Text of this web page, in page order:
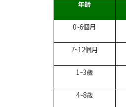
年齡
0~6個月
7~12個月
1~3歲
4~8歲